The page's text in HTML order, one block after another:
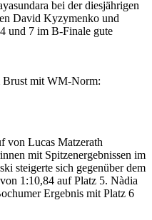
bei der diesjährigen
David Kyzymenko und
und 7 im B-Finale gute
Brust mit WM-Norm:
von Lucas Matzerath
mit Spitzenergebnissen im
steigerte sich gegenüber dem
1:10,84 auf Platz 5. Nàdia
Ergebnis mit Platz 6